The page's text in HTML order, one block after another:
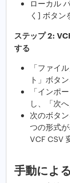
ローカル
く] ボタン
ステップ 2:
する
「ファイ
ト」ボタ
「インポ
し、「次
次のボタ
つの形式
VCF CSV
手動によ